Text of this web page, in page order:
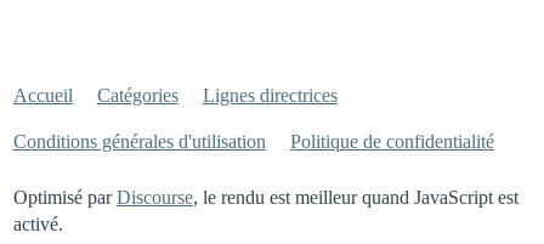
Accueil Catégories Lignes directrices
Conditions générales d'utilisation Politique de confidentialité
Optimisé parDiscourse, le rendu est meilleur quand JavaScript est
activé.